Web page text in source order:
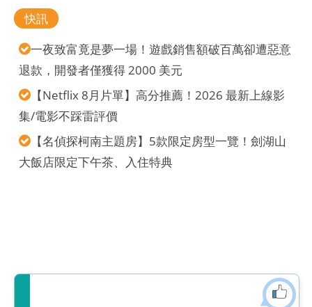
快訊
一夜致富竟是夢一場！遊戲銷售額破百萬卻遭惡意
退款，開發者僅獲得 2000 美元
【Netflix 8月片單】高分推薦！2026 最新上線影
集/電影不踩雷評價
【名偵探柯南主題房】5款限定房型一覽！劍湖山
大飯店限定下午茶、入住特典